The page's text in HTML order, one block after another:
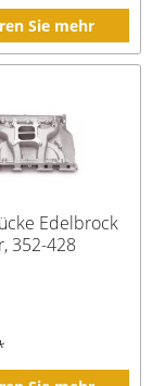
Sie mehr
Edelbrock
352-428